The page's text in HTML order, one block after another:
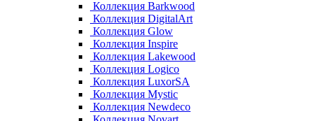
Коллекция Barkwood
Коллекция DigitalArt
Коллекция Glow
Коллекция Inspire
Коллекция Lakewood
Коллекция Logico
Коллекция LuxorSA
Коллекция Mystic
Коллекция Newdeco